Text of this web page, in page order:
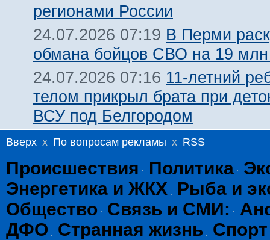
регионами России
24.07.2026 07:19 В Перми
обмана бойцов СВО на 19 млн
24.07.2026 07:16 11-летний
телом прикрыл брата при
ВСУ под Белгородом
Вверх x По вопросам рекламы x RSS
Происшествия : Политика :
Энергетика и ЖКХ :
Рыба и
Общество : Связь и СМИ: :
ДФО : Странная жизнь : Спорт